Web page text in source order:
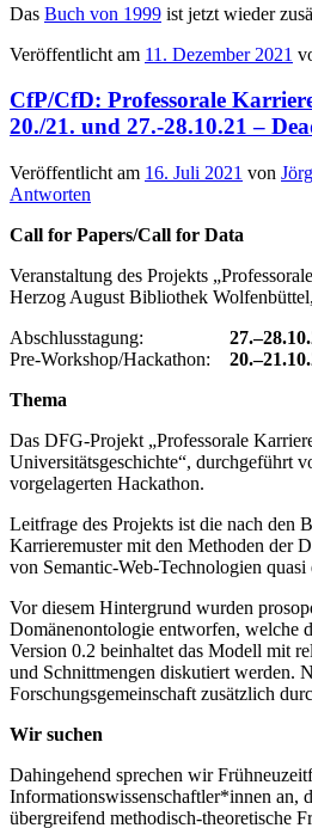
Das Buch von 1999 ist jetzt wieder
Veröffentlicht am 11. Dezember 2021
CfP/CfD: Professorale
20./21. und 27.-28.10.21 –
Veröffentlicht am 16. Juli 2021 von
Antworten
Call for Papers/Call for Data
Veranstaltung des Projekts
Herzog August Bibliothek
Abschlusstagung:
Pre-Workshop/Hackathon:
Thema
Das DFG-Projekt „Professorale
Universitätsgeschichte“, durchgeführt
vorgelagerten Hackathon.
Leitfrage des Projekts ist die nach den
Karrieremuster mit den Methoden der
von Semantic-Web-Technologien
Vor diesem Hintergrund wurden
Domänenontologie entworfen, welche
Version 0.2 beinhaltet das Modell mit
und Schnittmengen diskutiert werden.
Forschungsgemeinschaft zusätzlich
Wir suchen
Dahingehend sprechen wir
Informationswissenschaftler*innen an,
übergreifend methodisch-theoretische